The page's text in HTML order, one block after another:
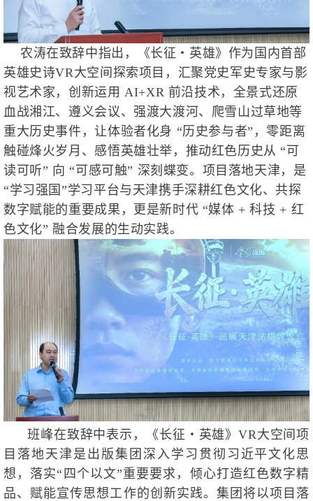
农涛在致辞中指出，《长征・英雄》作为国内首部
英雄史诗VR大空间探索项目，汇聚党史军史专家与影
视艺术家，创新运用 AI+XR 前沿技术，全景式还原
血战湘江、遵义会议、强渡大渡河、爬雪山过草地等
重大历史事件，让体验者化身 “历史参与者”，零距离
触碰烽火岁月、感悟英雄壮举，推动红色历史从 “可
读可听” 向 “可感可触” 深刻蝶变。项目落地天津，是
“学习强国”学习平台与天津携手深耕红色文化、共探
数字赋能的重要成果，更是新时代 “媒体 + 科技 + 红
色文化” 融合发展的生动实践。
班峰在致辞中表示，《长征・英雄》VR大空间项
目 落地天津是出版集团 深入学习贯彻习近平文化思
想，落实“四个以文”重要要求，倾心打造红色数字精
品、赋能宣传思想工作的创新实践。 集团将以项目落